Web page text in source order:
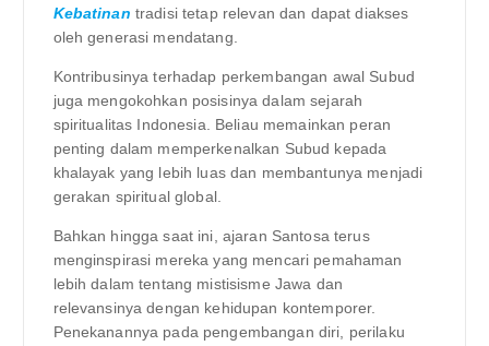
Kebatinan tradisi tetap relevan dan dapat diakses
oleh generasi mendatang.
Kontribusinya terhadap perkembangan awal Subud
juga mengokohkan posisinya dalam sejarah
spiritualitas Indonesia. Beliau memainkan peran
penting dalam memperkenalkan Subud kepada
khalayak yang lebih luas dan membantunya menjadi
gerakan spiritual global.
Bahkan hingga saat ini, ajaran Santosa terus
menginspirasi mereka yang mencari pemahaman
lebih dalam tentang mistisisme Jawa dan
relevansinya dengan kehidupan kontemporer.
Penekanannya pada pengembangan diri, perilaku